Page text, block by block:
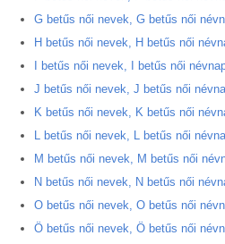
G betűs női nevek, G betűs női
H betűs női nevek, H betűs női
I betűs női nevek, I betűs női
J betűs női nevek, J betűs női
K betűs női nevek, K betűs női
L betűs női nevek, L betűs női
M betűs női nevek, M betűs női
N betűs női nevek, N betűs női
O betűs női nevek, O betűs női
Ö betűs női nevek, Ö betűs női